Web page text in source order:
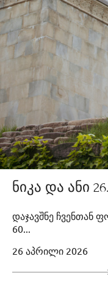
ნიკა და ანი
დაჯავშნე ჩვენთან
60...
26 აპრილი 2026